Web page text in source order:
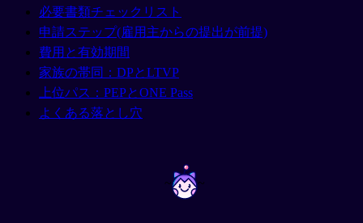
必要書類チェックリスト
申請ステップ(雇用主からの提出が前提)
費用と有効期間
家族の帯同：DPとLTVP
上位パス：PEPとONE Pass
よくある落とし穴
~ ~